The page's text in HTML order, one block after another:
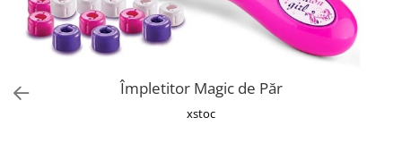
Vapozoane
Geanta cosmetica
Incalzitoare si decantoare ceara
Masa manichiura Împletitor Magic de Păr
xstoc